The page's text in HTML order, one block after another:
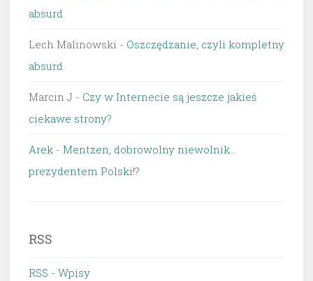
absurd.
Lech Malinowski - Oszczędzanie, czyli kompletny
absurd.
Marcin J - Czy w Internecie są jeszcze jakieś
ciekawe strony?
Arek - Mentzen, dobrowolny niewolnik…
prezydentem Polski!?
RSS
RSS - Wpisy